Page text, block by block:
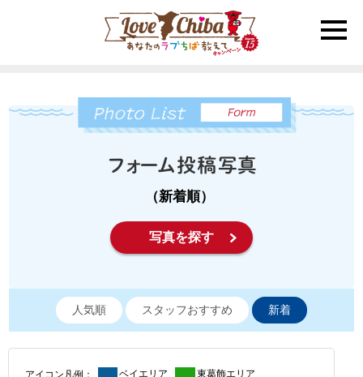
toggle
（新着順）
写真を探す
人気順 スタッフおすすめ 新着
アイコン凡例： ベイエリア
東葛飾エリア